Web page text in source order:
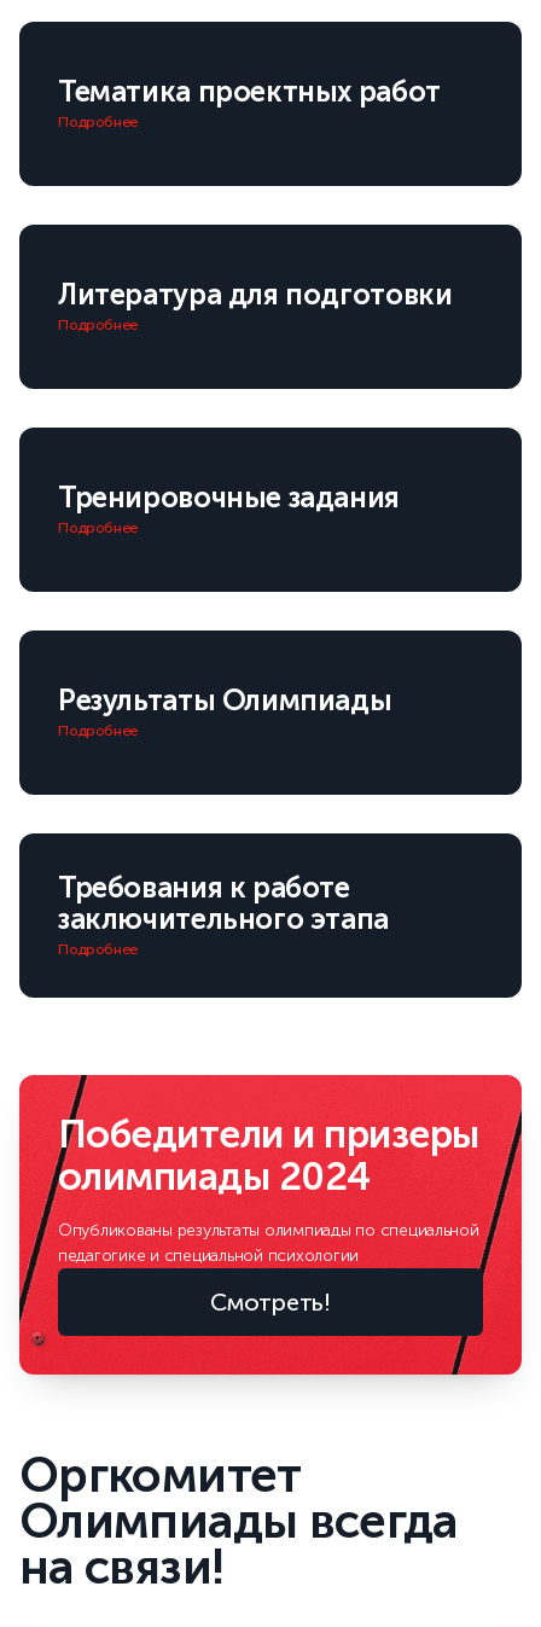
Тематика проектных работ
Подробнее
Литература для подготовки
Подробнее
Тренировочные задания
Подробнее
Результаты Олимпиады
Подробнее
Требования к работе
заключительного этапа
Подробнее
Победители и призеры
олимпиады 2024
Опубликованы результаты олимпиады по специальной
педагогике и специальной психологии
Смотреть!
Оргкомитет
Олимпиады всегда
на связи!